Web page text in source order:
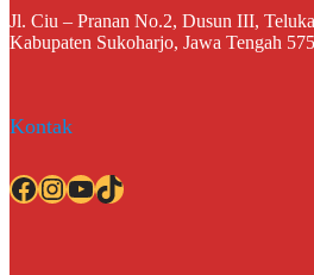
Jl. Ciu – Pranan No.2, Dusun III,
Kabupaten Sukoharjo, Jawa Tengah
Kontak
Facebook InstagramYouTube TikTok